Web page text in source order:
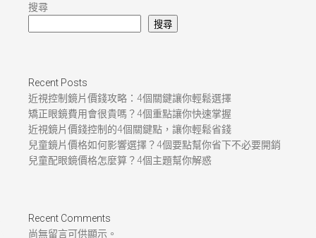
搜尋
搜尋
Recent Posts
近視控制鏡片價錢攻略：4個關鍵讓你輕鬆選擇
矯正眼鏡費用會很貴嗎？4個重點讓你快速掌握
近視鏡片價錢控制的4個關鍵點，讓你輕鬆省錢
兒童鏡片價格如何影響選擇？4個要點幫你省下不必要開銷
兒童配眼鏡價格怎麼算？4個主題幫你解惑
Recent Comments
尚無留言可供顯示。